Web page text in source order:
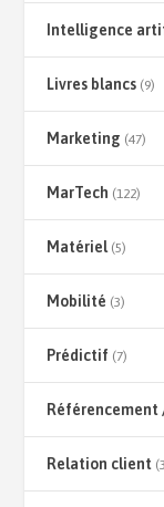
Intelligence
Livres blancs (9)
Marketing (47)
MarTech (122)
Matériel(5)
Mobilité (3)
Prédictif (7)
Référencement
Relation client